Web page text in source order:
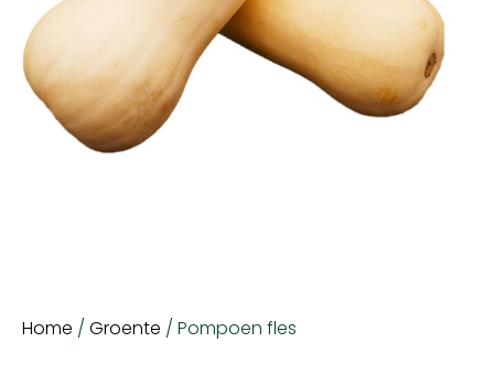
Home / Groente / Pompoen fles